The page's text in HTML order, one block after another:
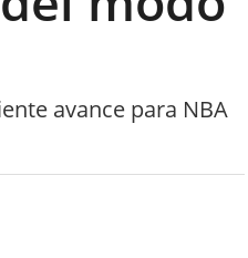
avance para NBA